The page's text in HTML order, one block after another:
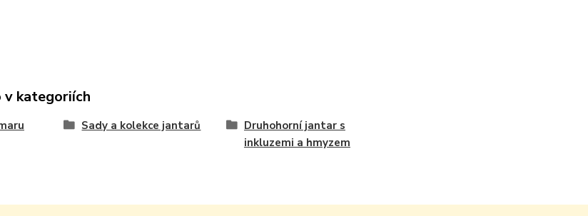
v kategoriích
Sady a kolekce jantarů
Druhohorní jantar s
inkluzemi a hmyzem